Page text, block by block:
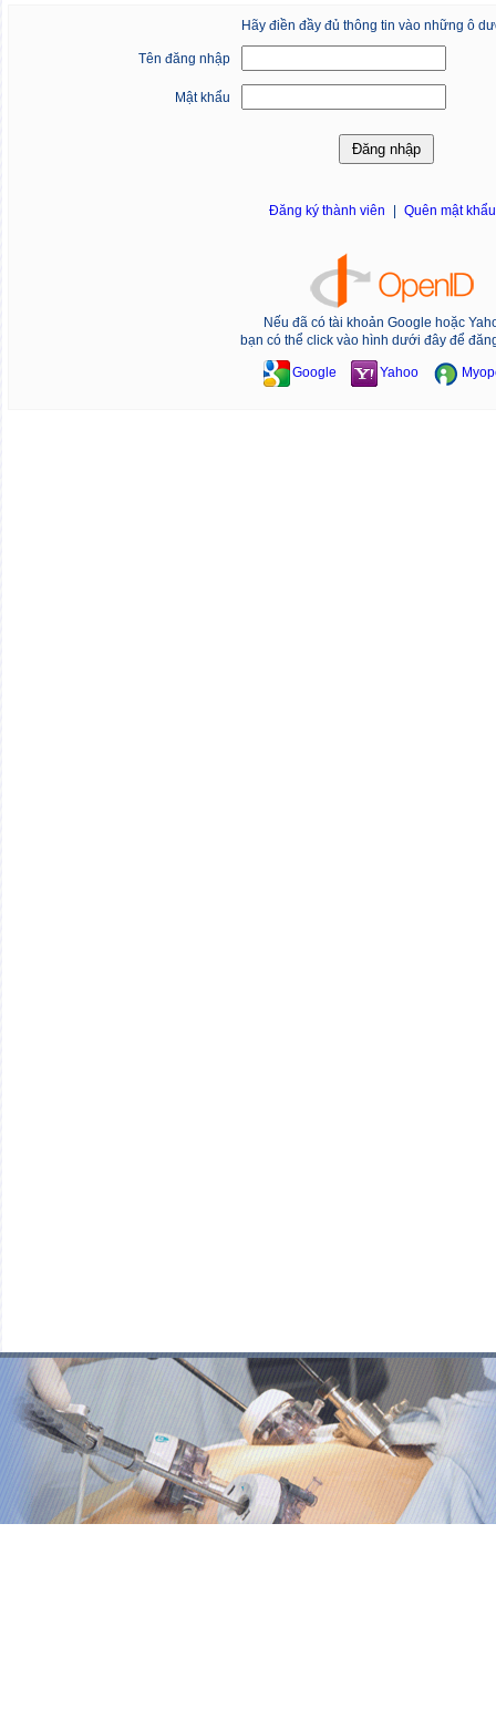
Hãy điền đầy đủ thông tin vào những ô
Tên đăng nhập
Mật khẩu
Đăng ký thành viên Quên mật
Nếu đã có tài khoản Google hoặc
bạn có thể click vào hình dưới đây để
Google Yahoo